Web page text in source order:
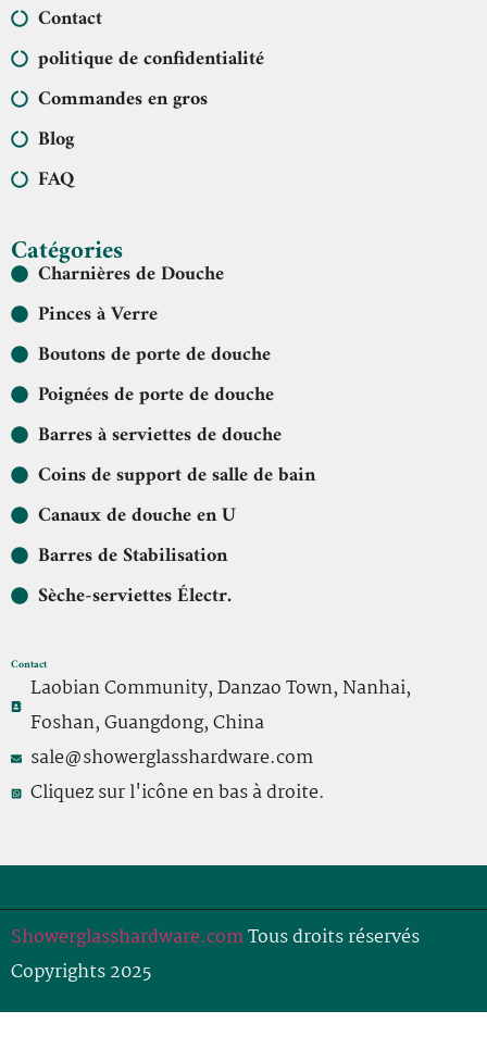
Contact
politique de confidentialité
Commandes en gros
Blog
FAQ
Catégories
Charnières de Douche
Pinces à Verre
Boutons de porte de douche
Poignées de porte de douche
Barres à serviettes de douche
Coins de support de salle de bain
Canaux de douche en U
Barres de Stabilisation
Sèche-serviettes Électr.
Contact
Laobian Community, Danzao Town, Nanhai,
Foshan, Guangdong, China
sale@showerglasshardware.com
Cliquez sur l'icône en bas à droite.
Showerglasshardware.comTous droits réservés
Copyrights 2025